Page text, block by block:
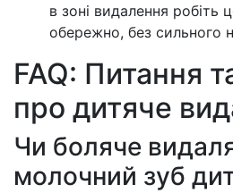
в зоні видалення робіть
обережно, без сильного
FAQ: Питання
про дитяче
Чи боляче
молочний зуб